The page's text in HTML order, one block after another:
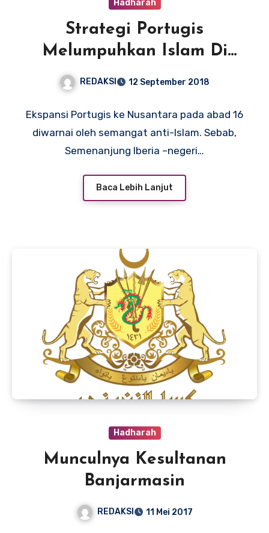
Hadharah
Strategi Portugis
Melumpuhkan Islam Di
REDAKSI 12 September 2018
Ekspansi Portugis ke Nusantara pada abad 16
diwarnai oleh semangat anti-Islam. Sebab,
Semenanjung Iberia –negeri…
Baca Lebih Lanjut
Hadharah
Munculnya Kesultanan
Banjarmasin
REDAKSI 11 Mei 2017